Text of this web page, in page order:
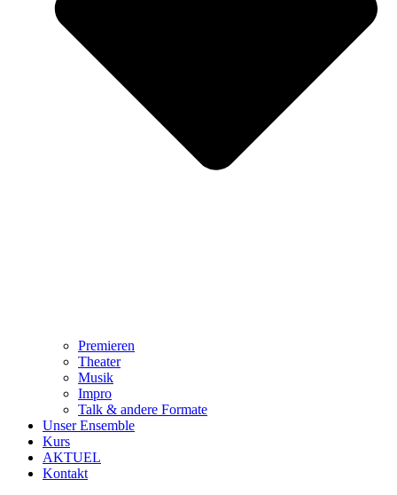
Premieren
Theater
Musik
Impro
Talk & andere Formate
Unser Ensemble
Kurs
AKTUEL
Kontakt